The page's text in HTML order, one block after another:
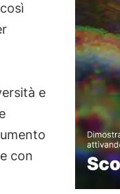
e
con